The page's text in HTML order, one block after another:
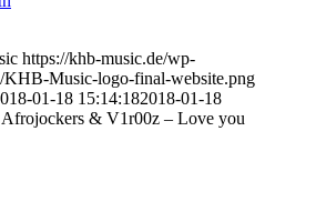
https://khb-music.de/wp-
KHB-Music-logo-final-website.png
01-18 15:14:182018-01-18
Afrojockers & V1r00z – Love you